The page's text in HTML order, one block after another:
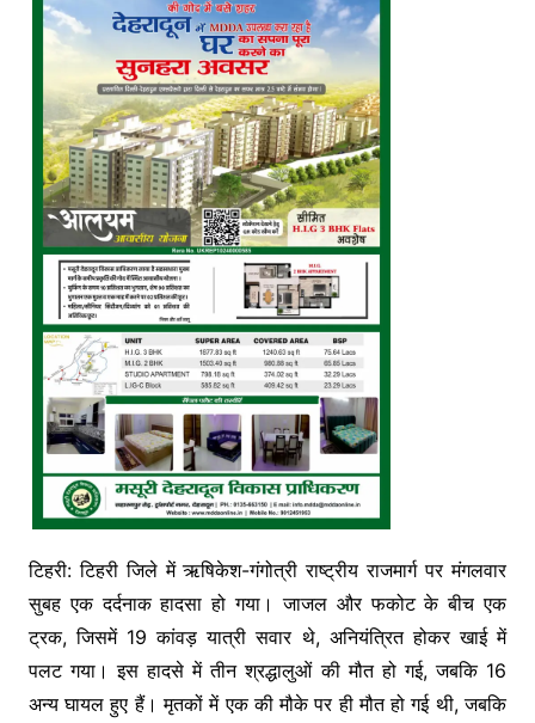
टिहरी: टिहरी जिले में ऋषिकेश-गंगोत्री राष्ट्रीय राजमार्ग पर मंगलवार
सुबह एक दर्दनाक हादसा हो गया। जाजल और फकोट के बीच एक
ट्रक, जिसमें 19 कांवड़ यात्री सवार थे, अनियंत्रित होकर खाई में
पलट गया। इस हादसे में तीन श्रद्धालुओं की मौत हो गई, जबकि 16
अन्य घायल हुए हैं। मृतकों में एक की मौके पर ही मौत हो गई थी, जबकि